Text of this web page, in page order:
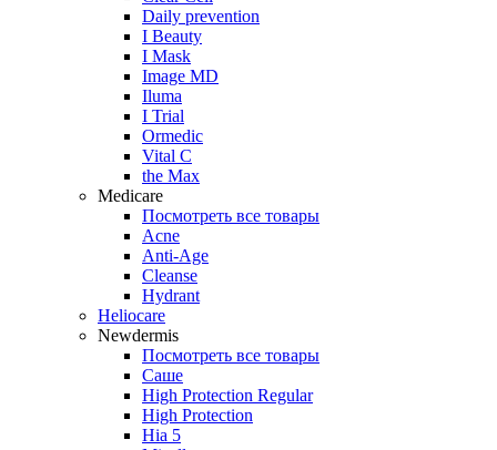
Daily prevention
I Beauty
I Mask
Image MD
Iluma
I Trial
Ormedic
Vital C
the Max
Medicare
Посмотреть все товары
Acne
Anti‑Age
Cleanse
Hydrant
Heliocare
Newdermis
Посмотреть все товары
Саше
High Protection Regular
High Protection
Hia 5